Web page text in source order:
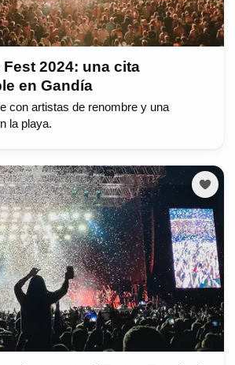
2024: una cita
en Gandía
con artistas de renombre y una
la playa.